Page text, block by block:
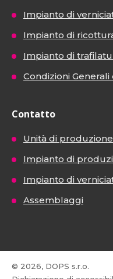
Impianto di
Impianto di
Impianto di
Condizioni Generali
Contatto
Unità di
Impianto di
Impianto di
Assemblaggi
© 2026, DOPS s.r.o.